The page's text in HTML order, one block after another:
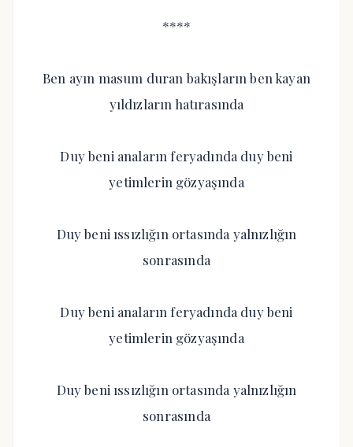
****
Ben ayın masum duran bakışların ben kayan
yıldızların hatırasında
Duy beni anaların feryadında duy beni
yetimlerin gözyaşında
Duy beni ıssızlığın ortasında yalnızlığın
sonrasında
Duy beni anaların feryadında duy beni
yetimlerin gözyaşında
Duy beni ıssızlığın ortasında yalnızlığın
sonrasında